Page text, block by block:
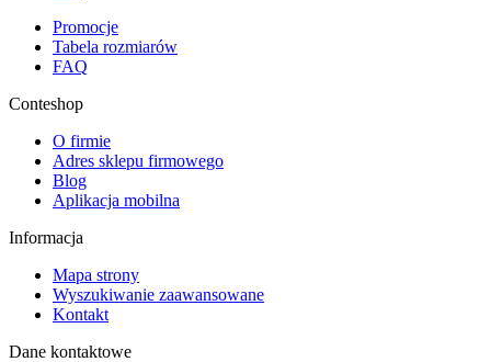
Promocje
Tabela rozmiarów
FAQ
Conteshop
O firmie
Adres sklepu firmowego
Blog
Aplikacja mobilna
Informacja
Mapa strony
Wyszukiwanie zaawansowane
Kontakt
Dane kontaktowe